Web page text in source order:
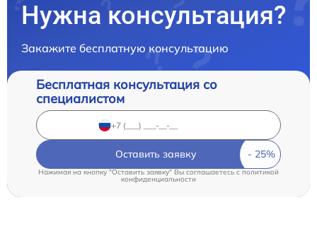
Нужна консультация?
Закажите бесплатную консультацию
Бесплатная консультация со
специалистом
Оставить заявку
Нажимая на кнопку "Оставить заявку" Вы соглашаетесь c политикой
конфиденциальности